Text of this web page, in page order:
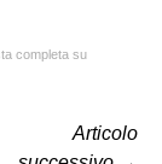
completa su
Articolo